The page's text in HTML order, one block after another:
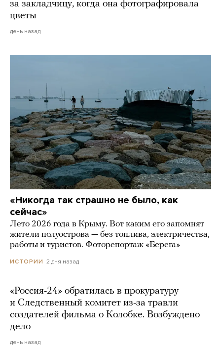
за закладчицу, когда она фотографировала
цветы
день назад
«Никогда так страшно не было, как
сейчас»
Лето 2026 года в Крыму. Вот каким его запомнят
жители полуострова — без топлива, электричества,
работы и туристов. Фоторепортаж «Берега»
ИСТОРИИ 2 дня назад
«Россия-24» обратилась в прокуратуру
и Следственный комитет из-за травли
создателей фильма о Колобке. Возбуждено
дело
день назад